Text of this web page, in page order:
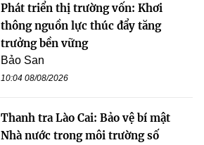
Phát triển thị trường vốn: Khơi
thông nguồn lực thúc đẩy tăng
trưởng bền vững
Bảo San
10:04 08/08/2026
Thanh tra Lào Cai: Bảo vệ bí mật
Nhà nước trong môi trường số